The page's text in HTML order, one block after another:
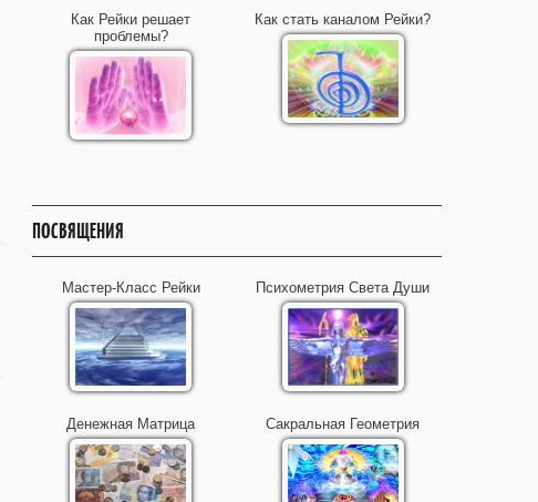
Как Рейки решает
проблемы?
Как стать каналом Рейки?
ПОСВЯЩЕНИЯ
Мастер-Класс Рейки Психометрия Света Души
Денежная Матрица Сакральная Геометрия